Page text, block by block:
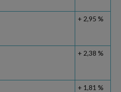
+ 2,95 %
+ 2,38 %
+ 1,81 %